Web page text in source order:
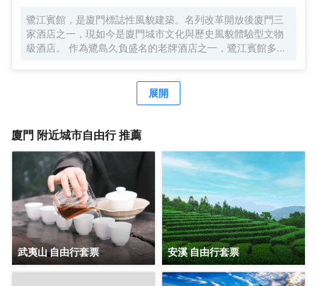
鷺江賓館，是廈門標誌性風貌建築。名列改革開放後廈門三
家酒店之一，現如今是廈門城市文化與歷史風貌體驗型文物
級酒店。 作為鷺島久負盛名的老牌酒店之一，鷺江賓館多年
粟先生曾為鷺江賓館親筆題詞：“賓至如歸”。作為鷺江道上的
地標建築，它典藏了鷺江兩岸百年來的風華，又演繹出中西
店，也是時光。 時光隧道1958，是鷺江賓館的一顆璀璨明
心跳，感受時空的故事。 鷺江賓館將鼓浪嶼景觀“搬進”房
間。晨光初照時，您一睜眼便能飽覽鼓浪嶼風光。在盥洗
室，您在洗漱同時，亦能盡情欣賞鼓浪嶼的絕美景色。 鷺江
賓館享有 “食在鷺江”的經典美譽。七樓是中外遊客和廈門人
民情有獨鍾的觀景餐廳，是集美食與美景於一體的絕美殿
堂，常年名列各大口碑排行榜前列。鷺江賓館從萬千食材到
千變萬化的烹飪手法，追求細節精緻，在飽腹之上，滿足味
蕾想象，跨越時間與山海，尋味鷺江風味。
展開
廈門 附近城市自由行 推薦
武夷山 自由行套票 安溪 自由行套票